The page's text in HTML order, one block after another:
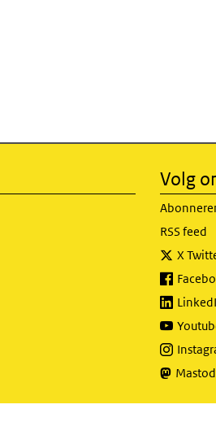
Volg
RSS feed
X